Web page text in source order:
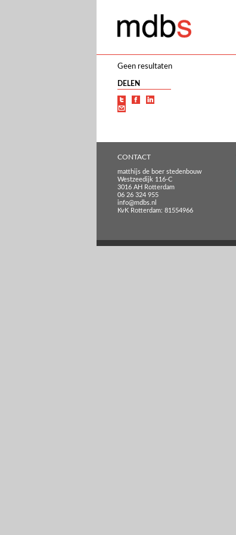
Geen resultaten
DELEN
CONTACT
matthijs de boer stedenbouw
Westzeedijk 116-C
3016 AH Rotterdam
06 26 324 955
info@mdbs.nl
KvK Rotterdam: 81554966